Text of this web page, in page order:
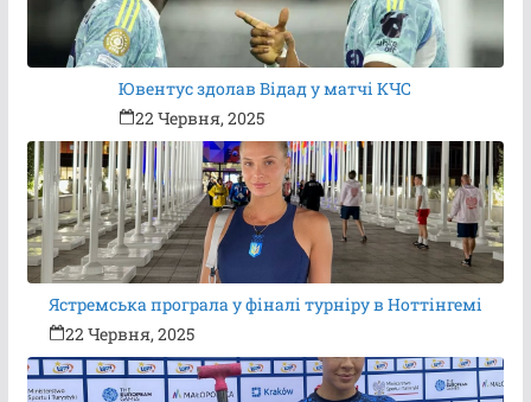
Ювентус здолав Відад у матчі КЧС
22 Червня, 2025
Ястремська програла у фіналі турніру в Ноттінгемі
22 Червня, 2025